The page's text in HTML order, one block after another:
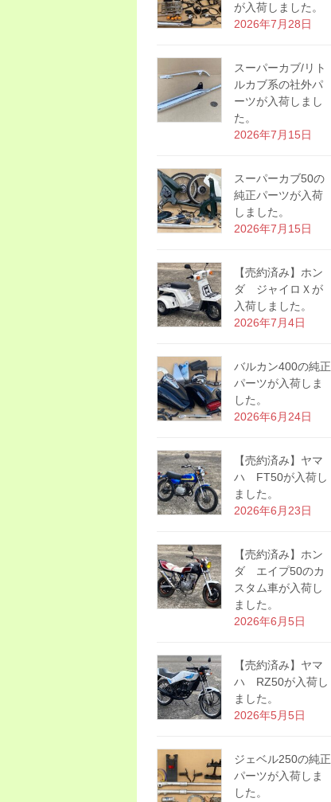
が入荷しました。
2026年7月28日
スーパーカブ/リト
ルカブ系の社外パ
ーツが入荷しまし
た。
2026年7月15日
スーパーカブ50の
純正パーツが入荷
しました。
2026年7月15日
【売約済み】ホン
ダ ジャイロＸが
入荷しました。
2026年7月4日
バルカン400の純正
パーツが入荷しま
した。
2026年6月24日
【売約済み】ヤマ
ハ FT50が入荷し
ました。
2026年6月23日
【売約済み】ホン
ダ エイプ50のカ
スタム車が入荷し
ました。
2026年6月5日
【売約済み】ヤマ
ハ RZ50が入荷し
ました。
2026年5月5日
ジェベル250の純正
パーツが入荷しま
した。